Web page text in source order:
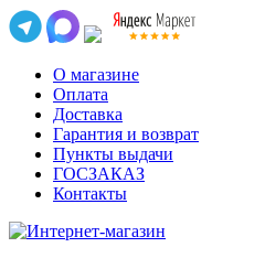
О магазине
Оплата
Доставка
Гарантия и возврат
Пункты выдачи
ГОСЗАКАЗ
Контакты